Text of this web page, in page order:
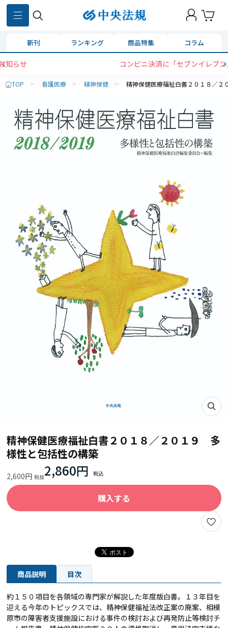
新刊 ランキング 商品特集 コラム
コンビニ決済に「セブンイレブン」を追加いたしました
TOP > 看護医療 > 精神保健 > 精神保健医療福祉白書２０１８／
精神保健医療福祉白書２０１８／２０１９ 多
様性と包括性の構築
2,600円 2,860円
購入する
商品説明 目次
約１５０項目を各領域の専門家が解説した年度版白書。１３年目を
迎える今年のトピックスでは、精神保健福祉法改正案の廃案、相模
原市の障害者支援施設における事件の検討および再発防止等検討チ